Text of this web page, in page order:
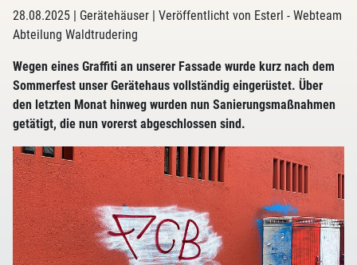
28.08.2025 | Gerätehäuser | Veröffentlicht von Esterl - Webteam
Abteilung Waldtrudering
Wegen eines Graffiti an unserer Fassade wurde kurz nach dem
Sommerfest unser Gerätehaus vollständig eingerüstet. Über
den letzten Monat hinweg wurden nun Sanierungsmaßnahmen
getätigt, die nun vorerst abgeschlossen sind.